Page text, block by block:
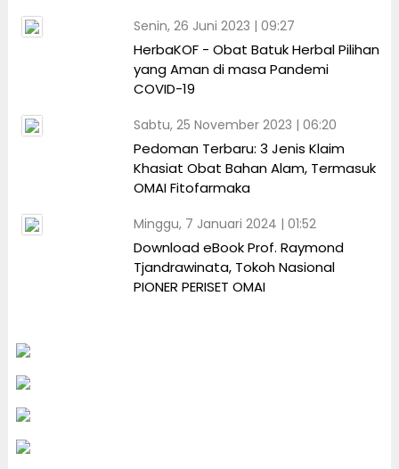
Senin, 26 Juni 2023 | 09:27
HerbaKOF - Obat Batuk Herbal Pilihan
yang Aman di masa Pandemi
COVID-19
Sabtu, 25 November 2023 | 06:20
Pedoman Terbaru: 3 Jenis Klaim
Khasiat Obat Bahan Alam, Termasuk
OMAI Fitofarmaka
Minggu, 7 Januari 2024 | 01:52
Download eBook Prof. Raymond
Tjandrawinata, Tokoh Nasional
PIONER PERISET OMAI